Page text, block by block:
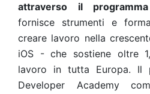
attraverso il programma
fornisce strumenti e
creare lavoro nella
iOS - che sostiene oltre
lavoro in tutta Europa. Il
Developer Academy